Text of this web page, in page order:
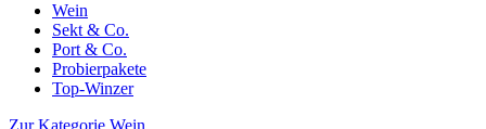
Wein
Sekt & Co.
Port & Co.
Probierpakete
Top-Winzer
Zur Kategorie Wein